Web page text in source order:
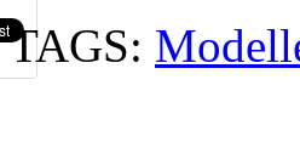
TAGS: